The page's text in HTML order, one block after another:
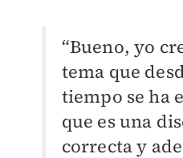
“Bueno, yo
tema que
tiempo se ha
que es una
correcta y